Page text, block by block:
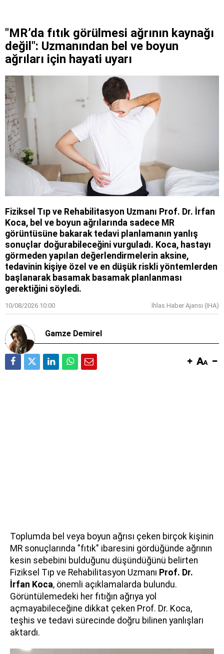
"MR’da fıtık görülmesi ağrının kaynağı
değil": Uzmanından bel ve boyun
ağrıları için hayati uyarı
Fiziksel Tıp ve Rehabilitasyon Uzmanı Prof. Dr. İrfan
Koca, bel ve boyun ağrılarında sadece MR
görüntüsüne bakarak tedavi planlamanın yanlış
sonuçlar doğurabileceğini vurguladı. Koca, hastayı
görmeden yapılan değerlendirmelerin aksine,
tedavinin kişiye özel ve en düşük riskli yöntemlerden
başlanarak basamak basamak planlanması
gerektiğini söyledi.
10/08/2026 10:00 İhlas Haber Ajansı (IHA)
Gamze Demirel
Toplumda bel veya boyun ağrısı çeken birçok kişinin
MR sonuçlarında "fıtık" ibaresini gördüğünde ağrının
kesin sebebini bulduğunu düşündüğünü belirten
Fiziksel Tıp ve Rehabilitasyon Uzmanı Prof. Dr.
İrfan Koca, önemli açıklamalarda bulundu.
Görüntülemedeki her fıtığın ağrıya yol
açmayabileceğine dikkat çeken Prof. Dr. Koca,
teşhis ve tedavi sürecinde doğru bilinen yanlışları
aktardı.